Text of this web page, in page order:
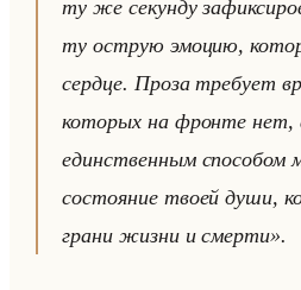
ту же секунду
ту острую эмоцию,
сердце. Проза требует
которых на фронте нет,
единственным способом
состояние твоей души,
грани жизни и смерти».